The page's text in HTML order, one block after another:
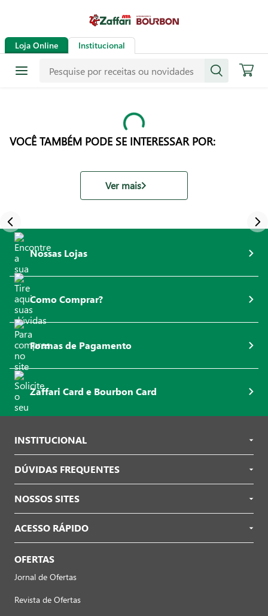
Loja Online Institucional
VOCÊ TAMBÉM PODE SE INTERESSAR POR:
Ver mais
Nossas Lojas
Como Comprar?
Formas de Pagamento
Zaffari Card e Bourbon Card
INSTITUCIONAL
DÚVIDAS FREQUENTES
NOSSOS SITES
ACESSO RÁPIDO
OFERTAS
Jornal de Ofertas
Revista de Ofertas